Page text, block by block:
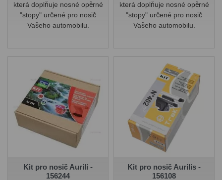
která doplňuje nosné opěrné
"stopy" určené pro nosič
Vašeho automobilu.
která doplňuje nosné opěrné
"stopy" určené pro nosič
Vašeho automobilu.
Kit pro nosič Aurili -
156244
Kit pro nosič Aurilis -
156108